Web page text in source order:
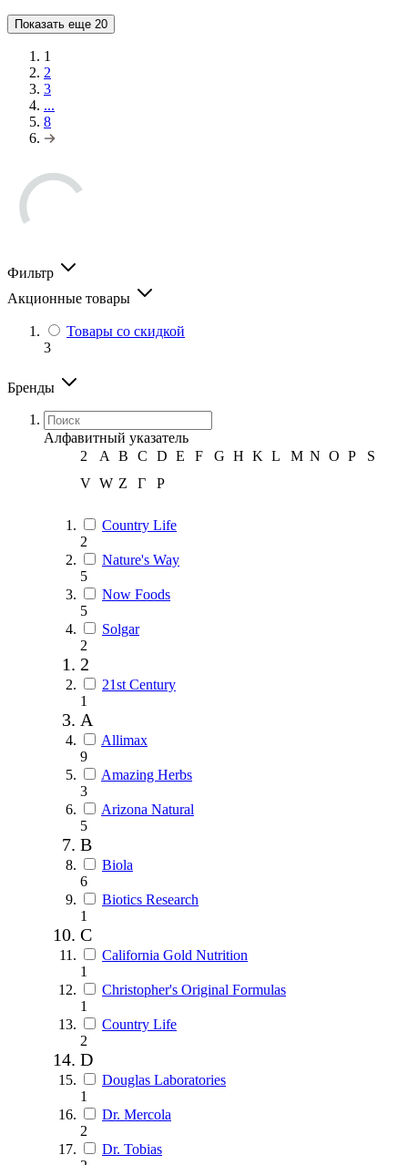
Показать еще 20
1
2
3
...
8
Фильтр
Акционные товары
Товары со скидкой
3
Бренды
Алфавитный указатель
2
A B C D E F G H K L M N O P
S
V W Z Г Р
Country Life
2
Nature's Way
5
Now Foods
5
Solgar
2
2
21st Century
1
A
Allimax
9
Amazing Herbs
3
Arizona Natural
5
B
Biola
6
Biotics Research
1
C
California Gold Nutrition
1
Christopher's Original Formulas
1
Country Life
2
D
Douglas Laboratories
1
Dr. Mercola
2
Dr. Tobias